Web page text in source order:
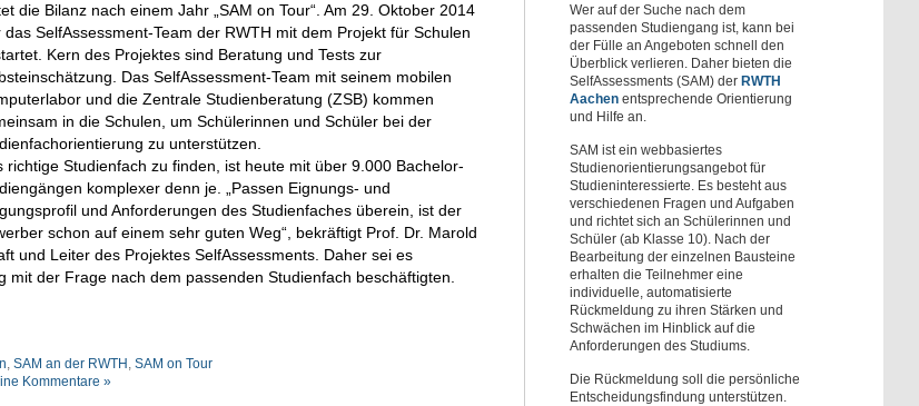
die Bilanz nach einem Jahr „SAM on Tour“. Am 29. Oktober 2014
das SelfAssessment-Team der RWTH mit dem Projekt für Schulen
Kern des Projektes sind Beratung und Tests zur
Das SelfAssessment-Team mit seinem mobilen
und die Zentrale Studienberatung (ZSB) kommen
in die Schulen, um Schülerinnen und Schüler bei der
zu unterstützen.
richtige Studienfach zu finden, ist heute mit über 9.000 Bachelor-
komplexer denn je. „Passen Eignungs- und
und Anforderungen des Studienfaches überein, ist der
schon auf einem sehr guten Weg“, bekräftigt Prof. Dr. Marold
und Leiter des Projektes SelfAssessments. Daher sei es
der Frage nach dem passenden Studienfach beschäftigten.
, SAM an der RWTH , SAM on Tour
Kommentare »
Wer auf der Suche nach dem
passenden Studiengang ist, kann bei
der Fülle an Angeboten schnell den
Überblick verlieren. Daher bieten die
SelfAssessments (SAM) der RWTH
Aachen entsprechende Orientierung
und Hilfe an.
SAM ist ein webbasiertes
Studienorientierungsangebot für
Studieninteressierte. Es besteht aus
verschiedenen Fragen und Aufgaben
und richtet sich an Schülerinnen und
Schüler (ab Klasse 10). Nach der
Bearbeitung der einzelnen Bausteine
erhalten die Teilnehmer eine
individuelle, automatisierte
Rückmeldung zu ihren Stärken und
Schwächen im Hinblick auf die
Anforderungen des Studiums.
Die Rückmeldung soll die persönliche
Entscheidungsfindung unterstützen.